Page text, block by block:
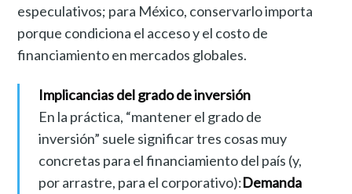
especulativos; para México, conservarlo importa
porque condiciona el acceso y el costo de
financiamiento en mercados globales.
Implicancias del grado de inversión
En la práctica, “mantener el grado de
inversión” suele significar tres cosas muy
concretas para el financiamiento del país (y,
por arrastre, para el corporativo):Demanda